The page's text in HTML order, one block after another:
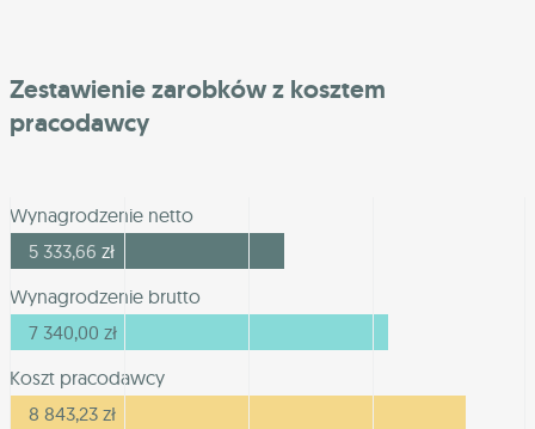
Zestawienie zarobków z kosztem
pracodawcy
Wynagrodzenie netto
5 333,66 zł
Wynagrodzenie brutto
7 340,00 zł
Koszt pracodawcy
8 843,23 zł